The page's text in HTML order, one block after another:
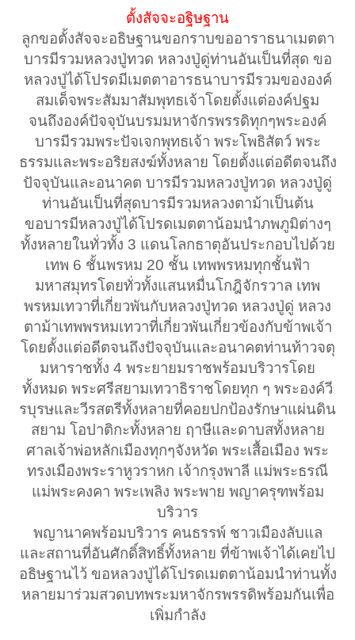
ตั้งสัจจะอฐิษฐาน
ลูกขอตั้งสัจจะอธิษฐานขอกราบขออาราธนาเมตตา
บารมีรวมหลวงปู่ทวด หลวงปู่ดู่ท่านอันเป็นที่สุด ขอ
หลวงปู่ได้โปรดมีเมตตาอารธนาบารมีรวมขององค์
สมเด็จพระสัมมาสัมพุทธเจ้าโดยตั้งแต่องค์ปฐม
จนถึงองค์ปัจจุบันบรมมหาจักรพรรดิทุกๆพระองค์
บารมีรวมพระปัจเจกพุทธเจ้า พระโพธิสัตว์ พระ
ธรรมและพระอริยสงฆ์ทั้งหลาย โดยตั้งแต่อดีตจนถึง
ปัจจุบันและอนาคต บารมีรวมหลวงปู่ทวด หลวงปู่ดู่
ท่านอันเป็นที่สุดบารมีรวมหลวงตาม้าเป็นต้น
ขอบารมีหลวงปู่ได้โปรดเมตตาน้อมนำภพภูมิต่างๆ
ทั้งหลายในทั่วทั้ง 3 แดนโลกธาตุอันประกอบไปด้วย
เทพ 6 ชั้นพรหม 20 ชั้น เทพพรหมทุกชั้นฟ้า
มหาสมุทรโดยทั่วทั้งแสนหมื่นโกฎิจักรวาล เทพ
พรหมเทวาที่เกี่ยวพันกับหลวงปู่ทวด หลวงปู่ดู่ หลวง
ตาม้าเทพพรหมเทวาที่เกี่ยวพันเกี่ยวข้องกับข้าพเจ้า
โดยตั้งแต่อดีตจนถึงปัจจุบันและอนาคตท่านท้าวจตุ
มหาราชทั้ง 4 พระยายมราชพร้อมบริวารโดย
ทั้งหมด พระศรีสยามเทวาธิราชโดยทุก ๆ พระองค์วี
รบุรษและวีรสตรีทั้งหลายที่คอยปกป้องรักษาแผ่นดิน
สยาม โอปาติกะทั้งหลาย ฤาษีและดาบสทั้งหลาย
ศาลเจ้าพ่อหลักเมืองทุกๆจังหวัด พระเสื้อเมือง พระ
ทรงเมืองพระราหูวราหก เจ้ากรุงพาลี แม่พระธรณี
แม่พระคงคา พระเพลิง พระพาย พญาครุฑพร้อม
บริวาร
พญานาคพร้อมบริวาร คนธรรพ์ ชาวเมืองลับแล
และสถานที่อันศักดิ์สิทธิ์ทั้งหลาย ที่ข้าพเจ้าได้เคยไป
อธิษฐานไว้ ขอหลวงปู่ได้โปรดเมตตาน้อมนำท่านทั้ง
หลายมาร่วมสวดบทพระมหาจักรพรรดิพร้อมกันเพื่อ
เพิ่มกำลัง